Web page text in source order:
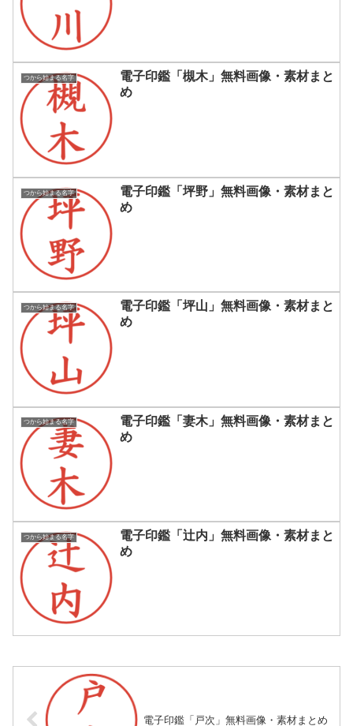
つから始まる名字
電子印鑑「槻木」無料画像・素材まと
め
つから始まる名字
電子印鑑「坪野」無料画像・素材まと
め
つから始まる名字
電子印鑑「坪山」無料画像・素材まと
め
つから始まる名字
電子印鑑「妻木」無料画像・素材まと
め
つから始まる名字
電子印鑑「辻内」無料画像・素材まと
め
電子印鑑「戸次」無料画像・素材まとめ